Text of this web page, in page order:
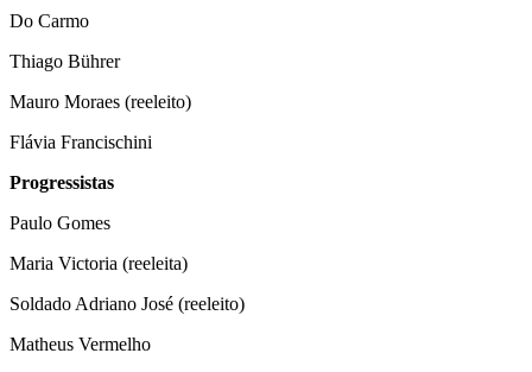
Do Carmo
Thiago Bührer
Mauro Moraes (reeleito)
Flávia Francischini
Progressistas
Paulo Gomes
Maria Victoria (reeleita)
Soldado Adriano José (reeleito)
Matheus Vermelho